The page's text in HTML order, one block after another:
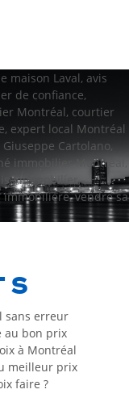
maison Laval, avis
de confiance,
Montréal, courtier
, expert local Montréal
Giuseppe Cartolano,
immobilier Montréal
immobilier ,
immobilière,vendre sa
sans erreur
au bon prix
à Montréal
meilleur prix
faire ?